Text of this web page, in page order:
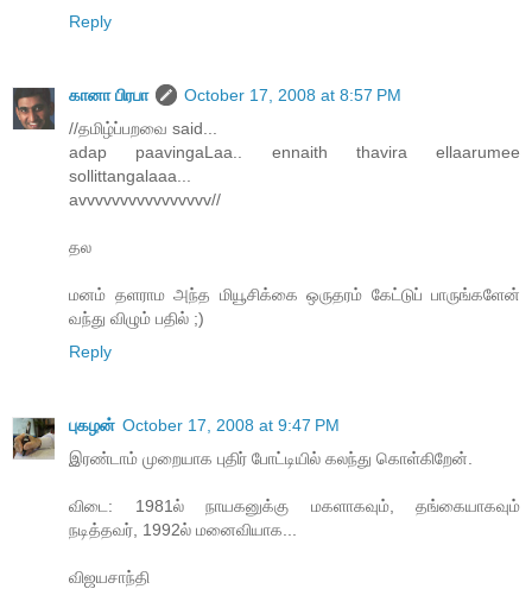
Reply
கானா பிரபா
October 17, 2008 at 8:57 PM
//தமிழ்ப்பறவை said...
adap paavingaLaa.. ennaith thavira ellaarumee
sollittangalaaa...
avvvvvvvvvvvvvvvv//
தல
மனம் தளராம அந்த மியூசிக்கை ஒருதரம் கேட்டுப் பாருங்களேன்
வந்து விழும் பதில் ;)
Reply
புகழன் October 17, 2008 at 9:47 PM
இரண்டாம் முறையாக புதிர் போட்டியில் கலந்து கொள்கிறேன்.
விடை: 1981ல் நாயகனுக்கு மகளாகவும், தங்கையாகவும்
நடித்தவர், 1992ல் மனைவியாக...
விஜயசாந்தி